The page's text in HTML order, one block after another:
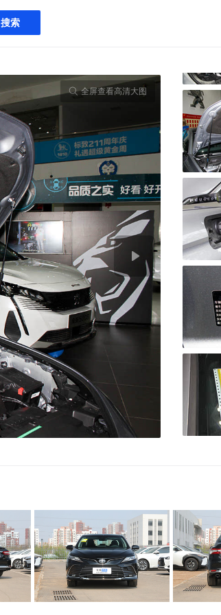
搜索
全屏查看高清大图